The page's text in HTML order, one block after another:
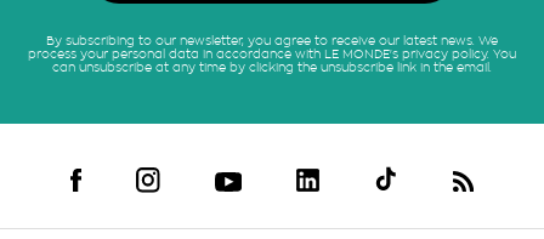
By subscribing to our newsletter, you agree to receive our latest news. We
process your personal data in accordance with LE MONDE's privacy policy. You
can unsubscribe at any time by clicking the unsubscribe link in the email.